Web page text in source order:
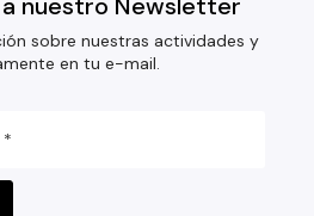
sobre nuestras actividades y
en tu e-mail.